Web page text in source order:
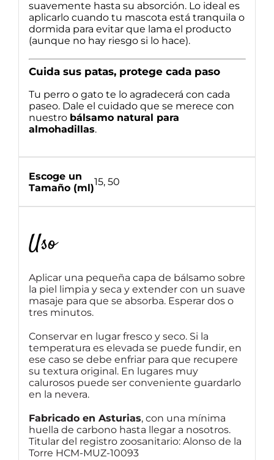
suavemente hasta su absorción. Lo ideal es
aplicarlo cuando tu mascota está tranquila o
dormida para evitar que lama el producto
(aunque no hay riesgo si lo hace).
Cuida sus patas, protege cada paso
Tu perro o gato te lo agradecerá con cada
paseo. Dale el cuidado que se merece con
nuestro bálsamo natural para
almohadillas.
Escoge un
Tamaño (ml)
15, 50
Uso
Aplicar una pequeña capa de bálsamo sobre
la piel limpia y seca y extender con un suave
masaje para que se absorba. Esperar dos o
tres minutos.
Conservar en lugar fresco y seco. Si la
temperatura es elevada se puede fundir, en
ese caso se debe enfriar para que recupere
su textura original. En lugares muy
calurosos puede ser conveniente guardarlo
en la nevera.
Fabricado en Asturias, con una mínima
huella de carbono hasta llegar a nosotros.
Titular del registro zoosanitario: Alonso de la
Torre HCM-MUZ-10093